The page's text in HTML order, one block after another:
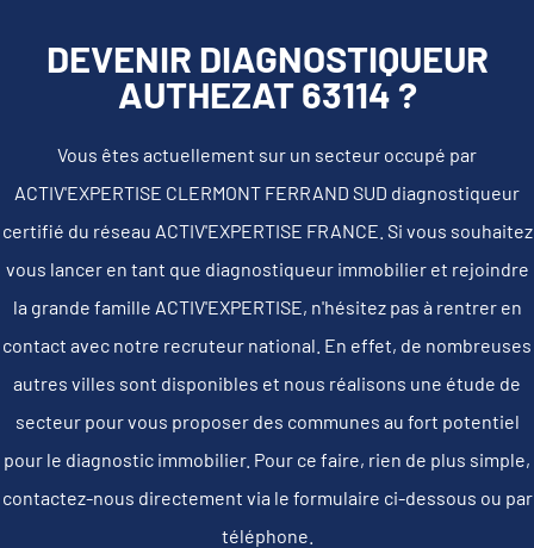
DEVENIR DIAGNOSTIQUEUR
AUTHEZAT 63114 ?
Vous êtes actuellement sur un secteur occupé par
ACTIV'EXPERTISE CLERMONT FERRAND SUD diagnostiqueur
certifié du réseau ACTIV'EXPERTISE FRANCE. Si vous souhaitez
vous lancer en tant que diagnostiqueur immobilier et rejoindre
la grande famille ACTIV'EXPERTISE, n'hésitez pas à rentrer en
contact avec notre recruteur national. En effet, de nombreuses
autres villes sont disponibles et nous réalisons une étude de
secteur pour vous proposer des communes au fort potentiel
pour le diagnostic immobilier. Pour ce faire, rien de plus simple,
contactez-nous directement via le formulaire ci-dessous ou par
téléphone.